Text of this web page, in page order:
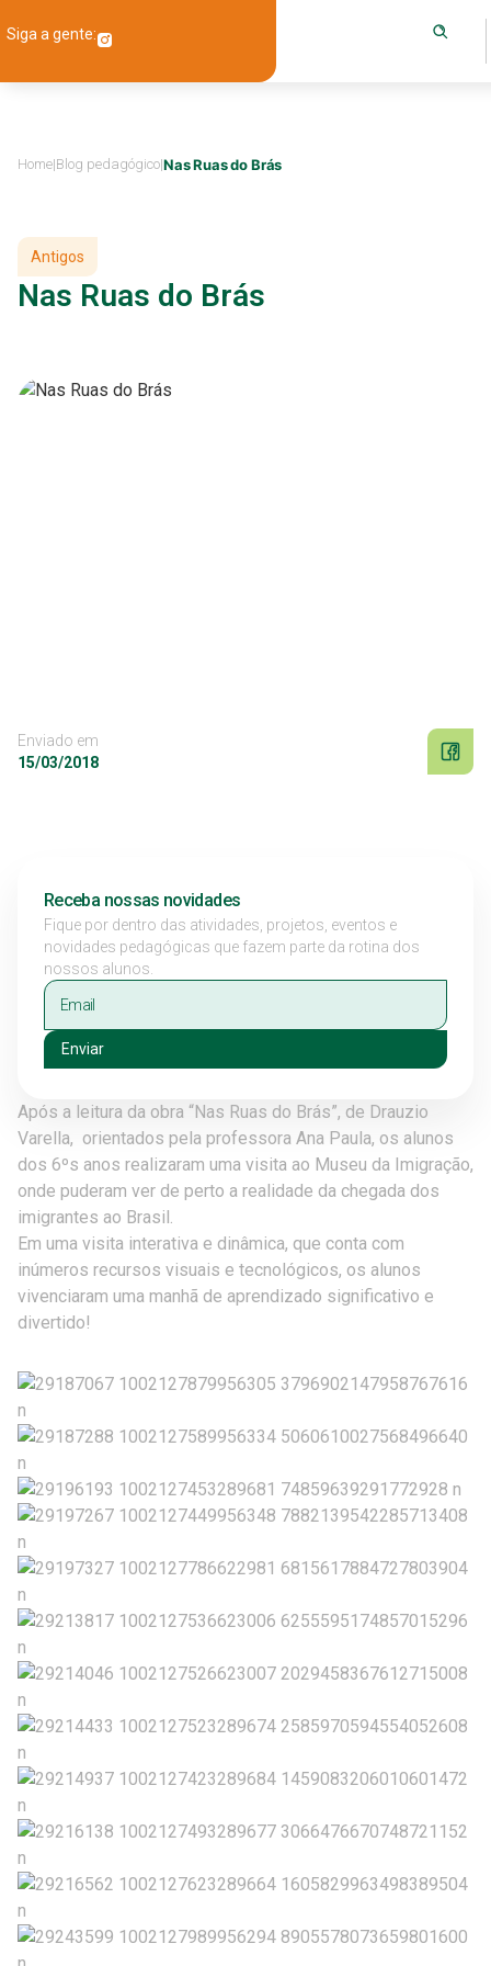
Siga a gente:
Home|Blog pedagógico|Nas Ruas do Brás
Antigos
Nas Ruas do Brás
Enviado em
15/03/2018
Receba nossas novidades
Fique por dentro das atividades, projetos, eventos e
novidades pedagógicas que fazem parte da rotina dos
nossos alunos.
Enviar
Após a leitura da obra “Nas Ruas do Brás”, de Drauzio
Varella, orientados pela professora Ana Paula, os alunos
dos 6ºs anos realizaram uma visita ao Museu da Imigração,
onde puderam ver de perto a realidade da chegada dos
imigrantes ao Brasil.
Em uma visita interativa e dinâmica, que conta com
inúmeros recursos visuais e tecnológicos, os alunos
vivenciaram uma manhã de aprendizado significativo e
divertido!